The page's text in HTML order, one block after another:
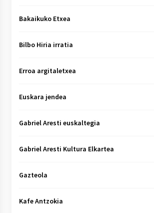
Bakaikuko Etxea
Bilbo Hiria irratia
Erroa argitaletxea
Euskara jendea
Gabriel Aresti euskaltegia
Gabriel Aresti Kultura Elkartea
Gazteola
Kafe Antzokia